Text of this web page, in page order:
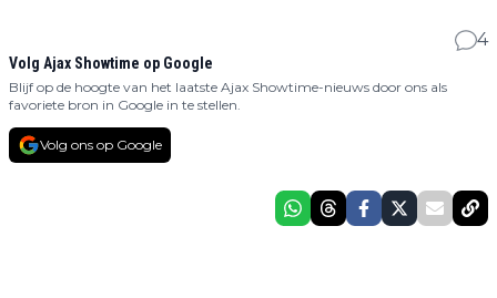
4
Volg Ajax Showtime op Google
Blijf op de hoogte van het laatste Ajax Showtime-nieuws door ons als
favoriete bron in Google in te stellen.
Volg ons op Google